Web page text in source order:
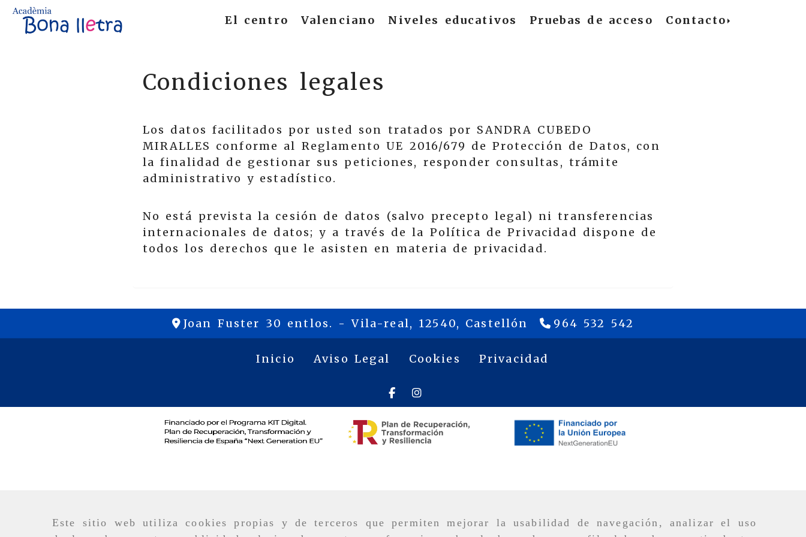
Este sitio web utiliza cookies propias y de terceros que permiten mejorar la usabilidad de navegación, analizar el uso
El centro Valenciano Niveles educativos Pruebas de acceso Contacto
Condiciones legales
Los datos facilitados por usted son tratados por SANDRA CUBEDO
MIRALLES conforme al Reglamento UE 2016/679 de Protección de Datos, con
la finalidad de gestionar sus peticiones, responder consultas, trámite
administrativo y estadístico.
No está prevista la cesión de datos (salvo precepto legal) ni transferencias
internacionales de datos; y a través de la Política de Privacidad dispone de
todos los derechos que le asisten en materia de privacidad.
Joan Fuster 30 entlos. -Vila-real, 12540, Castellón 964 532 542
Inicio Aviso Legal Cookies Privacidad